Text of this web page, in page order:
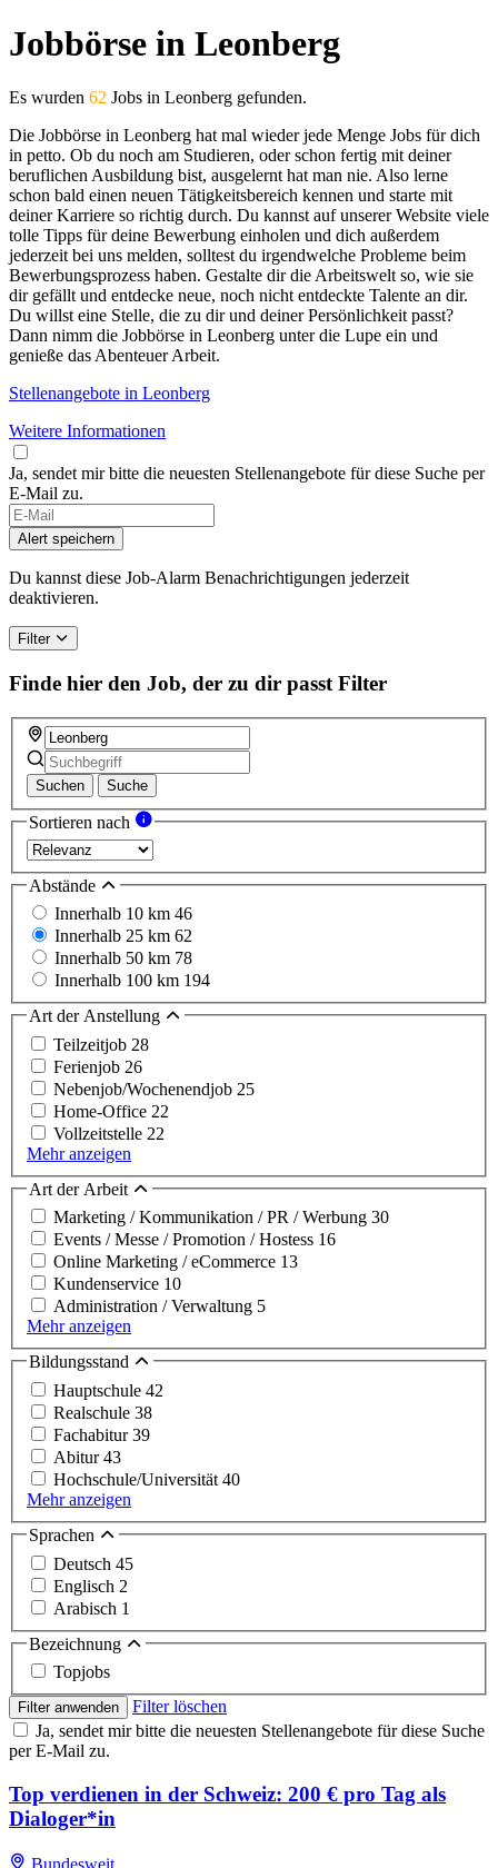
Jobbörse in Leonberg
Es wurden 62 Jobs in Leonberg gefunden.
Die Jobbörse in Leonberg hat mal wieder jede Menge Jobs für dich
in petto. Ob du noch am Studieren, oder schon fertig mit deiner
beruflichen Ausbildung bist, ausgelernt hat man nie. Also lerne
schon bald einen neuen Tätigkeitsbereich kennen und starte mit
deiner Karriere so richtig durch. Du kannst auf unserer Website viele
tolle Tipps für deine Bewerbung einholen und dich außerdem
jederzeit bei uns melden, solltest du irgendwelche Probleme beim
Bewerbungsprozess haben. Gestalte dir die Arbeitswelt so, wie sie
dir gefällt und entdecke neue, noch nicht entdeckte Talente an dir.
Du willst eine Stelle, die zu dir und deiner Persönlichkeit passt?
Dann nimm die Jobbörse in Leonberg unter die Lupe ein und
genieße das Abenteuer Arbeit.
Stellenangebote in Leonberg
Weitere Informationen
Ja, sendet mir bitte die neuesten Stellenangebote für diese Suche per
E-Mail zu.
Alert speichern
Du kannst diese Job-Alarm Benachrichtigungen jederzeit
deaktivieren.
Filter
Finde hier den Job, der zu dir passt Filter
Suchen Suche
Sortieren nach
Abstände
Innerhalb 10 km 46
Innerhalb 25 km 62
Innerhalb 50 km 78
Innerhalb 100 km 194
Art der Anstellung
Teilzeitjob 28
Ferienjob 26
Nebenjob/Wochenendjob 25
Home-Office 22
Vollzeitstelle 22
Mehr anzeigen
Art der Arbeit
Marketing / Kommunikation / PR / Werbung 30
Events / Messe / Promotion / Hostess 16
Online Marketing / eCommerce 13
Kundenservice 10
Administration / Verwaltung 5
Mehr anzeigen
Bildungsstand
Hauptschule 42
Realschule 38
Fachabitur39
Abitur43
Hochschule/Universität 40
Mehr anzeigen
Sprachen
Deutsch 45
Englisch 2
Arabisch 1
Bezeichnung
Topjobs
Filter anwenden
Filter löschen
Ja, sendet mir bitte die neuesten Stellenangebote für diese Suche
per E-Mail zu.
Top verdienen in der Schweiz: 200 € pro Tag als
Dialoger*in
Bundesweit